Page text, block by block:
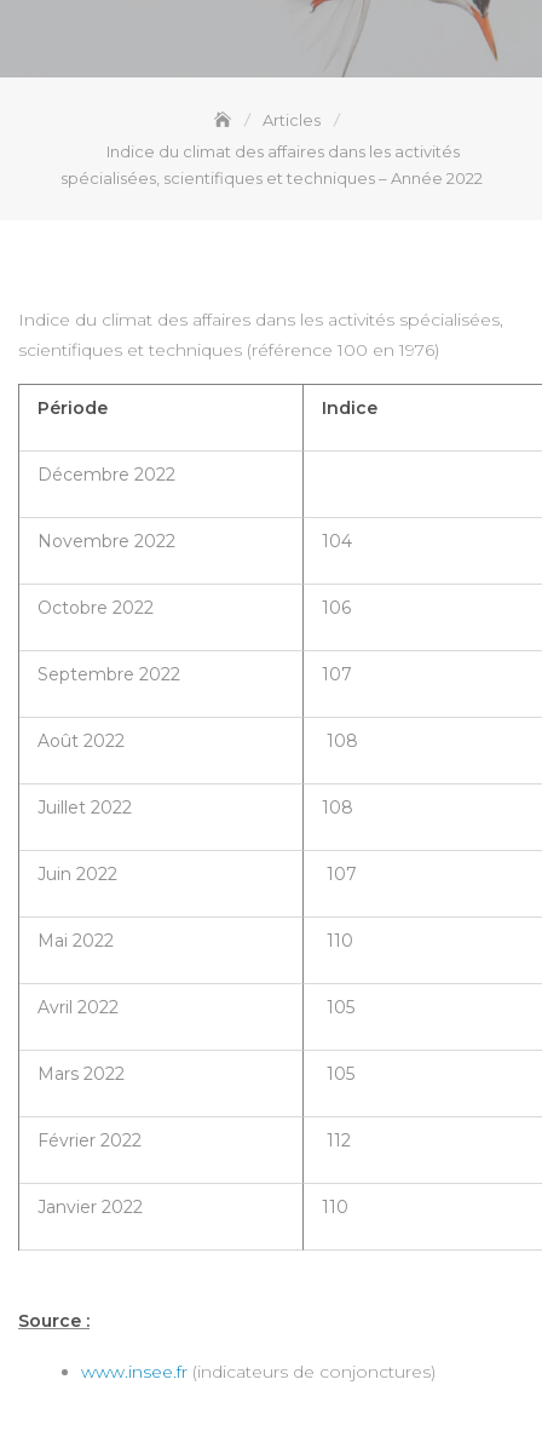
Articles
Indice du climat des affaires dans les activités
spécialisées, scientifiques et techniques – Année 2022
Indice du climat des affaires dans les activités spécialisées,
scientifiques et techniques (référence 100 en 1976)
Période Indice
Décembre 2022
Novembre 2022 104
Octobre 2022 106
Septembre 2022 107
Août 2022 108
Juillet 2022 108
Juin 2022 107
Mai 2022 110
Avril 2022 105
Mars 2022 105
Février 2022 112
Janvier 2022 110
Source :
www.insee.fr (indicateurs de conjonctures)